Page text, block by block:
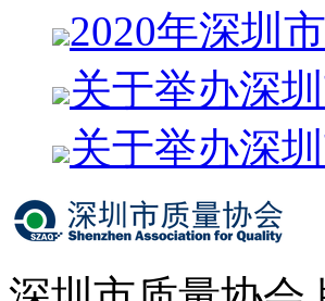
2020年深圳
关于举办深
关于举办深